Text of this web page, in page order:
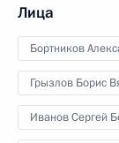
Лица
Бортников
Грызлов Борис
Иванов Сергей